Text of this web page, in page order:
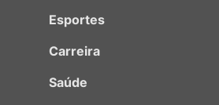
Esportes
Carreira
Saúde